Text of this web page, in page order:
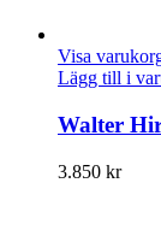
Visa
Lägg till i
Walter
3.850 kr